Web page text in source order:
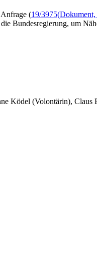
(19/3975(Dokument,
Bundesregierung, um
Ködel (Volontärin), Claus